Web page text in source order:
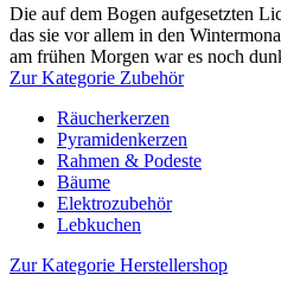
Die auf dem Bogen aufgesetzten
das sie vor allem in den
am frühen Morgen war es noch
Zur Kategorie Zubehör
Räucherkerzen
Pyramidenkerzen
Rahmen & Podeste
Bäume
Elektrozubehör
Lebkuchen
Zur Kategorie Herstellershop